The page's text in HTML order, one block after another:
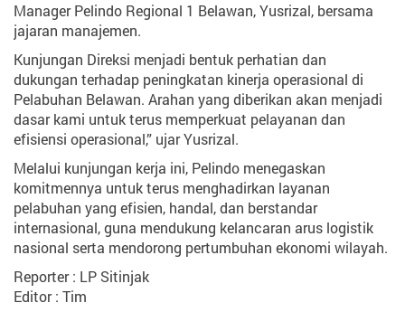
Redaksi
Redaksi
Malut
Redaksi
Jateng
Redaksi
Jatim
Redaksi
Banten
Redaksi
Sulawesi
Seni
Manager Pelindo Regional 1 Belawan, Yusrizal, bersama
jajaran manajemen.
Kunjungan Direksi menjadi bentuk perhatian dan
dukungan terhadap peningkatan kinerja operasional di
Pelabuhan Belawan. Arahan yang diberikan akan menjadi
dasar kami untuk terus memperkuat pelayanan dan
efisiensi operasional,” ujar Yusrizal.
Melalui kunjungan kerja ini, Pelindo menegaskan
komitmennya untuk terus menghadirkan layanan
pelabuhan yang efisien, handal, dan berstandar
internasional, guna mendukung kelancaran arus logistik
nasional serta mendorong pertumbuhan ekonomi wilayah.
Reporter : LP Sitinjak
Editor : Tim